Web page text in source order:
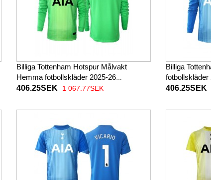
Billiga Tottenham Hotspur Målvakt
Hemma fotbollskläder 2025-26
Långärmad
406.25SEK 1 067.77SEK
Billiga
fotbollskläder
406.25SEK